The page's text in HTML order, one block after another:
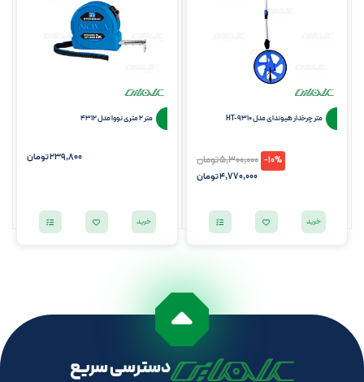
متر چرخدار هیوندای مدل HT-9310
-10%
5,300,000تومان
4,770,000تومان
خرید
متر 2 متری نووا مدل 4312
239,800تومان
خرید
دسترسی سریع